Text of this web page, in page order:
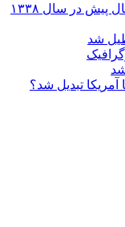
میدان بهارستان تهران: نگاهی به ۶۷ سال پیش در سال ۱۳۳۸
شد
تبدیل شد؟